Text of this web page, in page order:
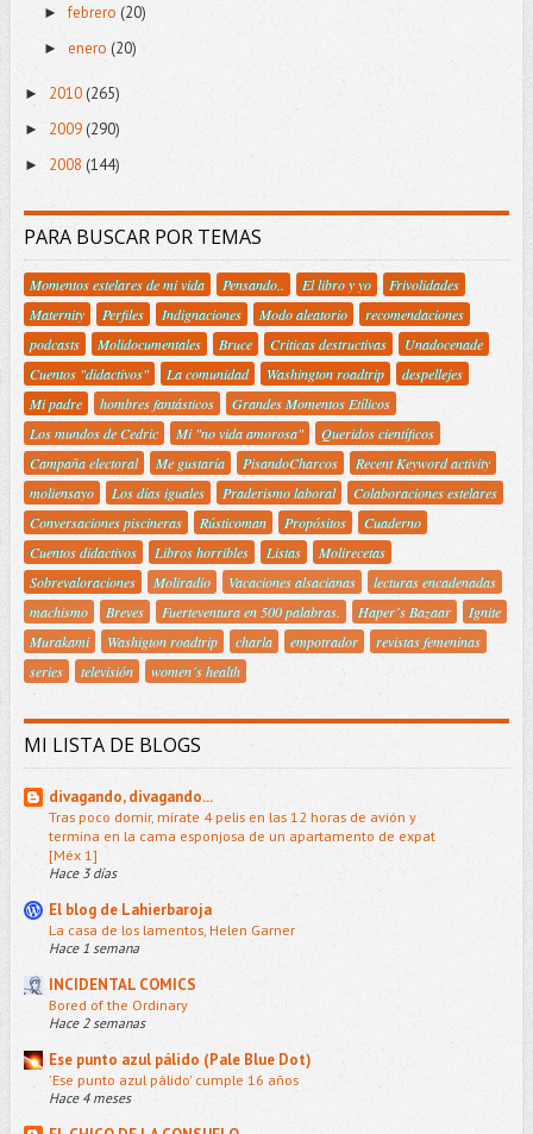
►febrero (20)
► enero (20)
► 2010(265)
► 2009(290)
► 2008 (144)
PARA BUSCAR POR TEMAS
Momentos estelares de mi vida Pensando.. El libro y yo
Frivolidades
Maternity
Perfiles Indignaciones Modo aleatorio
recomendaciones
podcasts
Molidocumentales Bruce Criticas destructivas
Unadocenade
Cuentos "didactivos"
La comunidad Washington roadtrip
despellejes
Mi padre
hombres fantásticos
Grandes Momentos Etílicos
Los mundos de Cedric
Mi "no vida amorosa"
Queridos científicos
Campaña electoral
Me gustaría PisandoCharcos
Recent Keyword activity
moliensayo
Los días iguales Praderismo laboral
Colaboraciones estelares
Conversaciones piscineras
Rústicoman Propósitos
Cuaderno
Cuentos didactivos
Libros horribles Listas
Molirecetas
Sobrevaloraciones
Moliradio Vacaciones alsacianas
lecturas encadenadas
machismo
Breves Fuerteventura en 500 palabras. Haper´s Bazaar
Ignite
Murakami
Washigton roadtrip charla empotrador
revistas femeninas
series
televisión women´s health
MI LISTA DE BLOGS
divagando, divagando...
Tras poco domir, mírate 4 pelis en las 12 horas de avión y
termina en la cama esponjosa de un apartamento de expat
[Méx 1]
Hace 3 días
El blog de Lahierbaroja
La casa de los lamentos, Helen Garner
Hace 1 semana
INCIDENTAL COMICS
Bored of the Ordinary
Hace 2 semanas
Ese punto azul pálido (Pale Blue Dot)
'Ese punto azul pálido' cumple 16 años
Hace 4 meses